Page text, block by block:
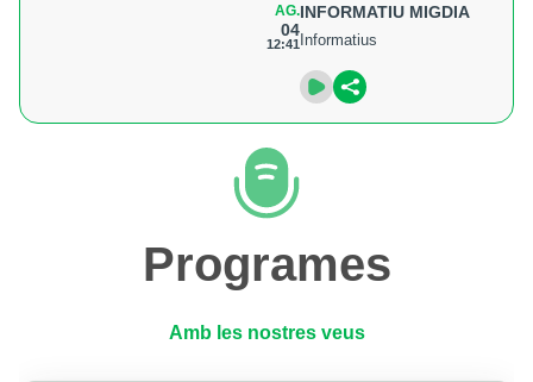
AG.
04
12:41
INFORMATIU MIGDIA
Informatius
Programes
Amb les nostres veus